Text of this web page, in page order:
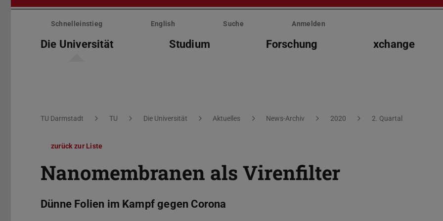
Menü
überspringenSchnelleinstieg English Suche Anmelden
Die Universität Studium Forschung xchange
Sie befinden sich hier:
TU Darmstadt TU Die Universität Aktuelles News-Archiv 2020 2. Quartal
zurück zur Liste
Nanomembranen als Virenfilter
Dünne Folien im Kampf gegen Corona